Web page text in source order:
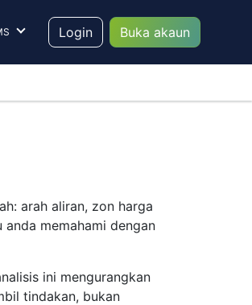
Login Buka akaun
arah aliran, zon harga
memahami dengan
ini mengurangkan
tindakan, bukan